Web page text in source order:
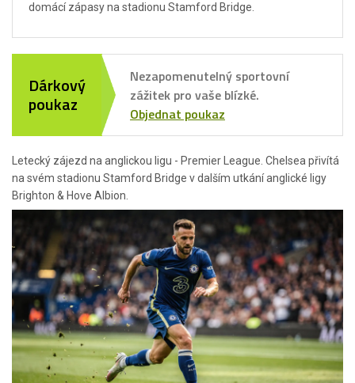
Letecký zájezd na anglickou ligu - Premier League. Chelsea přivítá
na svém stadionu Stamford Bridge v dalším utkání anglické ligy
Brighton & Hove Albion.
domácí zápasy na stadionu Stamford Bridge.
Dárkový
poukaz
Nezapomenutelný sportovní
zážitek pro vaše blízké.
Objednat poukaz